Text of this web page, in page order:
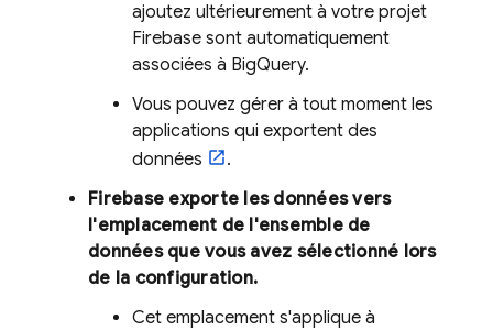
ajoutez ultérieurement à votre projet
Firebase sont automatiquement
associées à BigQuery.
Vous pouvez gérer à tout moment les
applications qui exportent des
données
.
Firebase exporte les données vers
l'emplacement de l'ensemble de
données que vous avez sélectionné lors
de la configuration.
Cet emplacement s'applique à